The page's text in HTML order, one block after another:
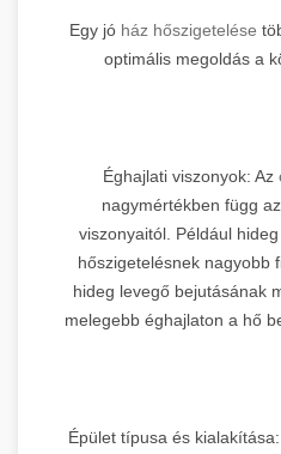
Egy jó ház hőszigetelése
optimális megoldás a
Éghajlati viszonyok: Az
nagymértékben függ
viszonyaitól. Például
hőszigetelésnek nagyobb
hideg levegő bejutásának
melegebb éghajlaton a hő
Épület típusa és